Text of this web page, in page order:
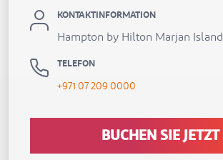
KONTAKTINFORMATION
Hampton by Hilton Marjan Island
TELEFON
+971 07 209 0000
BUCHEN SIE JETZT